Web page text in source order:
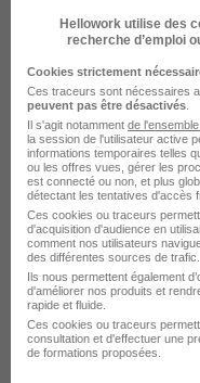
Alternance
Alternance
Alternance
Alternance
Alternance
Alternance Aide
Alternance
Hellowork utilise des
recherche d’emploi
Cookies strictement
Ces traceurs sont nécessaires
peuvent pas être désactivés
Il s'agit notamment de
la session de l'utilisateur active
informations temporaires telles
ou les offres vues, gérer les
est connecté ou non, et plus
détectant les tentatives d'accès
Ces cookies ou traceurs
d'acquisition d'audience en
comment nos utilisateurs
des différentes sources de trafic.
Ils nous permettent également
d'améliorer nos produits et
rapide et fluide.
Ces cookies ou traceurs
consultation et d'effectuer une
de formations proposées.